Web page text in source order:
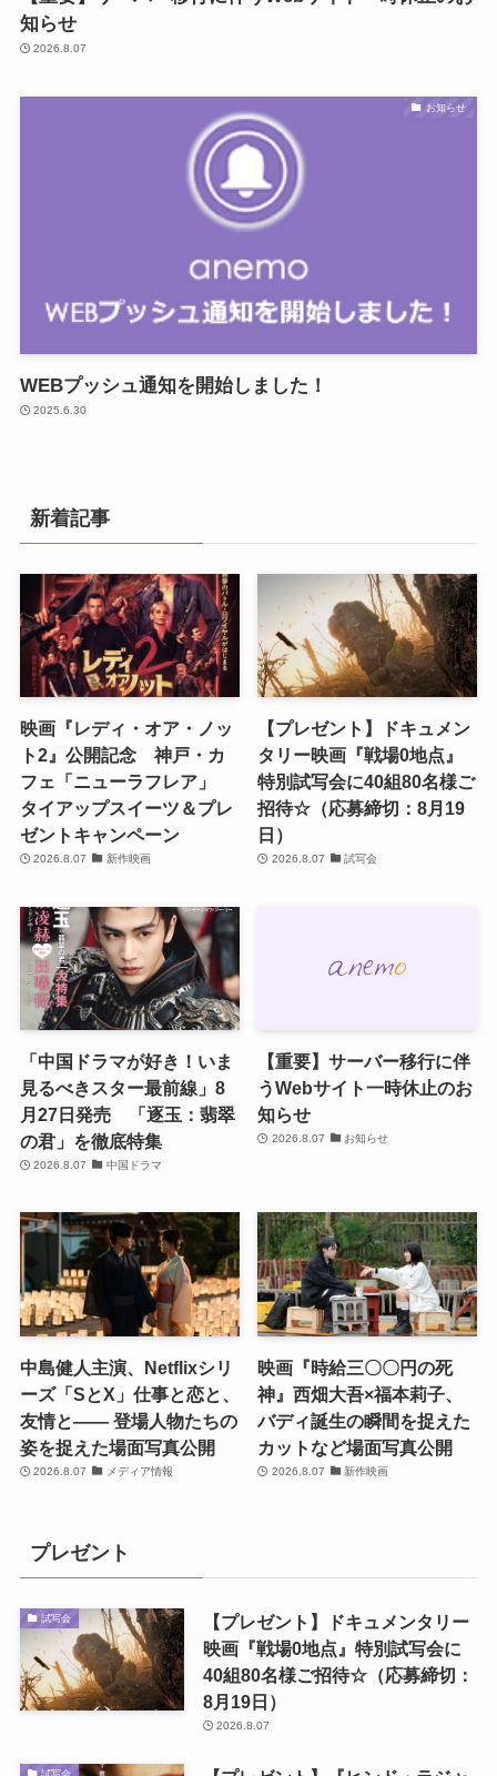
知らせ
2026.8.07
お知らせ
WEBプッシュ通知を開始しました！
2025.6.30
新着記事
映画『レディ・オア・ノッ
ト2』公開記念 神戸・カ
フェ「ニューラフレア」
タイアップスイーツ＆プレ
ゼントキャンペーン
2026.8.07 新作映画
【プレゼント】ドキュメン
タリー映画『戦場0地点』
特別試写会に40組80名様ご
招待☆（応募締切：8月19
日）
2026.8.07 試写会
「中国ドラマが好き！いま
見るべきスター最前線」8
月27日発売 「逐玉：翡翠
の君」を徹底特集
2026.8.07 中国ドラマ
【重要】サーバー移行に伴
うWebサイト一時休止のお
知らせ
2026.8.07 お知らせ
中島健人主演、Netflixシリ
ーズ「SとX」仕事と恋と、
友情と―― 登場人物たちの
姿を捉えた場面写真公開
2026.8.07 メディア情報
映画『時給三〇〇円の死
神』西畑大吾×福本莉子、
バディ誕生の瞬間を捉えた
カットなど場面写真公開
2026.8.07 新作映画
プレゼント
試写会
【プレゼント】ドキュメンタリー
映画『戦場0地点』特別試写会に
40組80名様ご招待☆（応募締切：
8月19日）
2026.8.07
試写会